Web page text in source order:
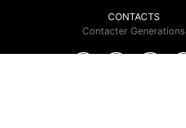
CONTACTS
Contacter Generations